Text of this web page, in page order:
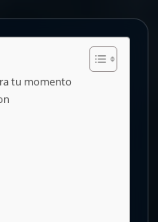
tu momento